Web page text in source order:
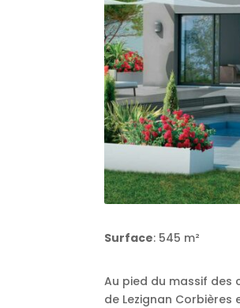
Surface: 545 m²
Au pied du massif des
de Lezignan